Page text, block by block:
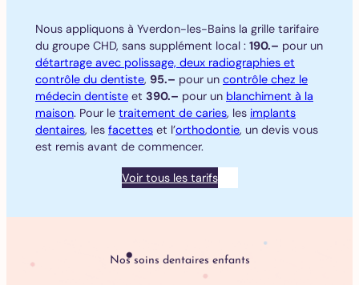
Nous appliquons à Yverdon-les-Bains la grille tarifaire
du groupe CHD, sans supplément local : 190.– pour un
détartrage avec polissage, deux radiographies et
contrôle du dentiste, 95.– pour un contrôle chez le
médecin dentiste et 390.– pour un blanchiment à la
maison. Pour le traitement de caries, les implants
dentaires, les facettes et l’orthodontie, un devis vous
est remis avant de commencer.
Voir tous les tarifs
Nos soins dentaires enfants